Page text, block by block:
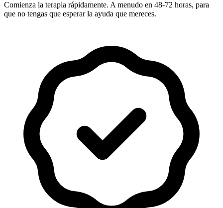
Comienza la terapia rápidamente. A menudo en 48-72 horas, para
que no tengas que esperar la ayuda que mereces.